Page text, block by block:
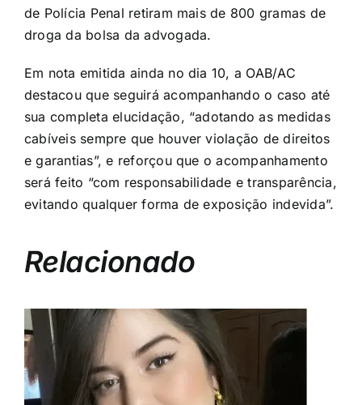
de Polícia Penal retiram mais de 800 gramas de
droga da bolsa da advogada.
Em nota emitida ainda no dia 10, a OAB/AC
destacou que seguirá acompanhando o caso até
sua completa elucidação, “adotando as medidas
cabíveis sempre que houver violação de direitos
e garantias”, e reforçou que o acompanhamento
será feito “com responsabilidade e transparência,
evitando qualquer forma de exposição indevida”.
Relacionado